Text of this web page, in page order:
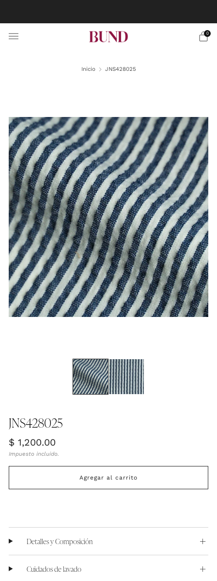
0
Inicio JNS428025
JNS428025
Precio
habitual
$ 1,200.00
Impuesto incluido.
Agregar al carrito
Detalles y Composición
Cuidados de lavado